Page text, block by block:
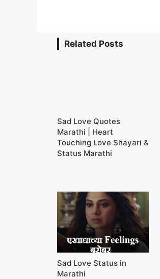
Related Posts
Sad Love Quotes
Marathi | Heart
Touching Love Shayari &
Status Marathi
Sad Love Status in
Marathi